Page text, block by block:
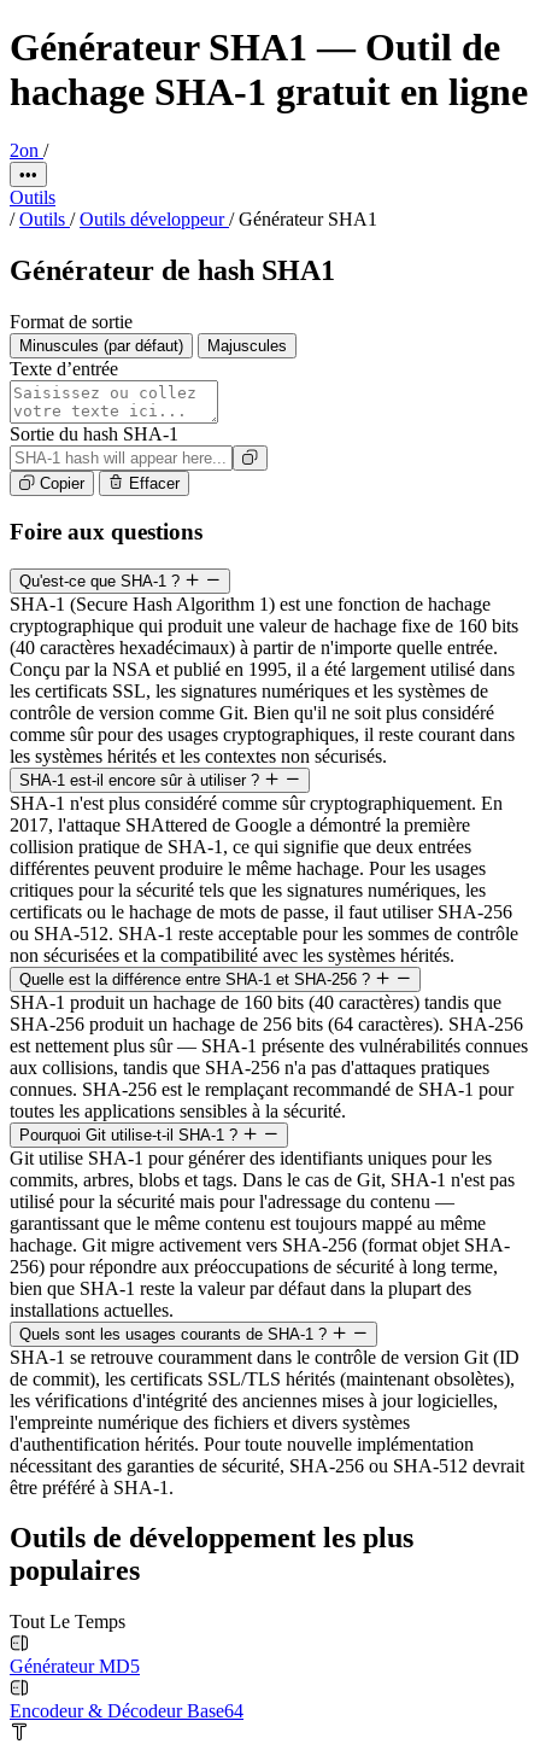
Générateur SHA1 — Outil de
hachage SHA-1 gratuit en ligne
2on /
•••
Outils
/ Outils / Outils développeur/ Générateur SHA1
Générateur de hash SHA1
Format de sortie
Minuscules (par défaut) Majuscules
Texte d’entrée
Sortie du hash SHA-1
Copier Effacer
Foire aux questions
Qu'est-ce que SHA-1 ?
SHA-1 (Secure Hash Algorithm 1) est une fonction de hachage
cryptographique qui produit une valeur de hachage fixe de 160 bits
(40 caractères hexadécimaux) à partir de n'importe quelle entrée.
Conçu par la NSA et publié en 1995, il a été largement utilisé dans
les certificats SSL, les signatures numériques et les systèmes de
contrôle de version comme Git. Bien qu'il ne soit plus considéré
comme sûr pour des usages cryptographiques, il reste courant dans
les systèmes hérités et les contextes non sécurisés.
SHA-1 est-il encore sûr à utiliser ?
SHA-1 n'est plus considéré comme sûr cryptographiquement. En
2017, l'attaque SHAttered de Google a démontré la première
collision pratique de SHA-1, ce qui signifie que deux entrées
différentes peuvent produire le même hachage. Pour les usages
critiques pour la sécurité tels que les signatures numériques, les
certificats ou le hachage de mots de passe, il faut utiliser SHA-256
ou SHA-512. SHA-1 reste acceptable pour les sommes de contrôle
non sécurisées et la compatibilité avec les systèmes hérités.
Quelle est la différence entre SHA-1 et SHA-256 ?
SHA-1 produit un hachage de 160 bits (40 caractères) tandis que
SHA-256 produit un hachage de 256 bits (64 caractères). SHA-256
est nettement plus sûr — SHA-1 présente des vulnérabilités connues
aux collisions, tandis que SHA-256 n'a pas d'attaques pratiques
connues. SHA-256 est le remplaçant recommandé de SHA-1 pour
toutes les applications sensibles à la sécurité.
Pourquoi Git utilise-t-il SHA-1 ?
Git utilise SHA-1 pour générer des identifiants uniques pour les
commits, arbres, blobs et tags. Dans le cas de Git, SHA-1 n'est pas
utilisé pour la sécurité mais pour l'adressage du contenu —
garantissant que le même contenu est toujours mappé au même
hachage. Git migre activement vers SHA-256 (format objet SHA-
256) pour répondre aux préoccupations de sécurité à long terme,
bien que SHA-1 reste la valeur par défaut dans la plupart des
installations actuelles.
Quels sont les usages courants de SHA-1 ?
SHA-1 se retrouve couramment dans le contrôle de version Git (ID
de commit), les certificats SSL/TLS hérités (maintenant obsolètes),
les vérifications d'intégrité des anciennes mises à jour logicielles,
l'empreinte numérique des fichiers et divers systèmes
d'authentification hérités. Pour toute nouvelle implémentation
nécessitant des garanties de sécurité, SHA-256 ou SHA-512 devrait
être préféré à SHA-1.
Outils de développement les plus
populaires
Tout Le Temps
Générateur MD5
Encodeur & Décodeur Base64